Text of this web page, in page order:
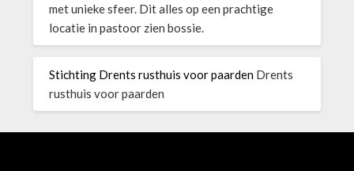
met unieke sfeer. Dit alles op een prachtige
locatie in pastoor zien bossie.
Stichting Drents rusthuis voor paarden Drents
rusthuis voor paarden